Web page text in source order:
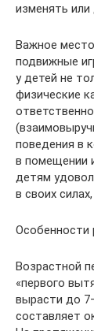
изменять или
Важное
подвижные
у детей не
физические
поведения в
в помещении
детям
в своих
Особенности
Возрастной
«первого
вырасти до
составляет